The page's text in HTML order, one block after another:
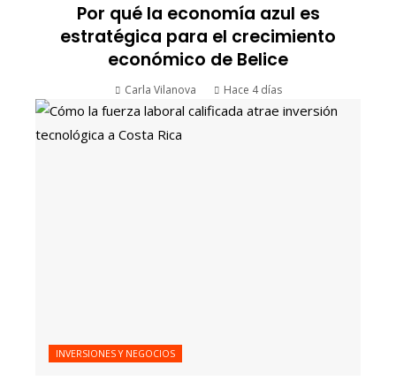
Por qué la economía azul es
estratégica para el crecimiento
económico de Belice
Carla Vilanova Hace 4 días
INVERSIONES Y NEGOCIOS